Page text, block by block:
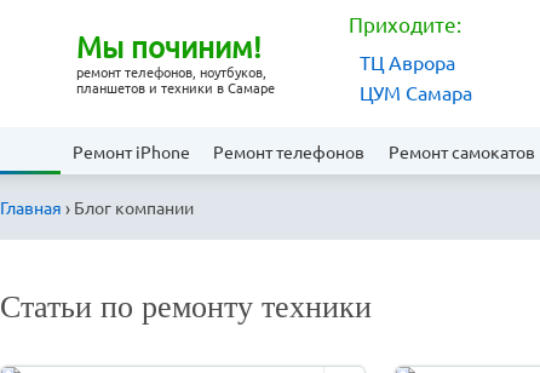
Приходите:
Мы починим!
ремонт телефонов, ноутбуков,
планшетов и техники в Самаре
ТЦ Аврора
ЦУМ Самара
Ремонт iPhone Ремонт телефонов Ремонт самокатов
Главная › Блог компании
Статьи по ремонту техники